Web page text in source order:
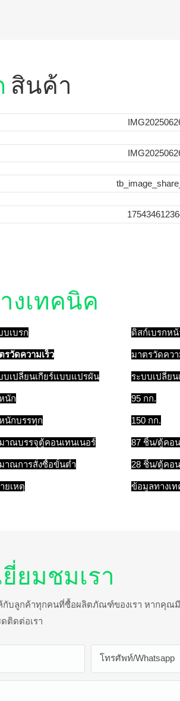
สินค้า
งเทคนิค
บเบรก ดิสก์เบรกห
รวัดความเร็ว มาตรวัดคว
บเปลี่ยนเกียร์แบบแปรผัน ระบบเปลี่ยน
นัก 95 กก.
นักบรรทุก 150 กก.
าณบรรจุตู้คอนเทนเนอร์ 87 ชิ้น/ตู้คอ
าณการสั่งซื้อขั้นต่ำ 28 ชิ้น/ตู้คอ
ยเหตุ ข้อมูลทางเ
ยมชมเรา
บลูกค้าทุกคนที่ซื้อผลิตภัณฑ์ของเรา หากคุณมี
ติดต่อเรา
โทรศัพท์/whatsapp